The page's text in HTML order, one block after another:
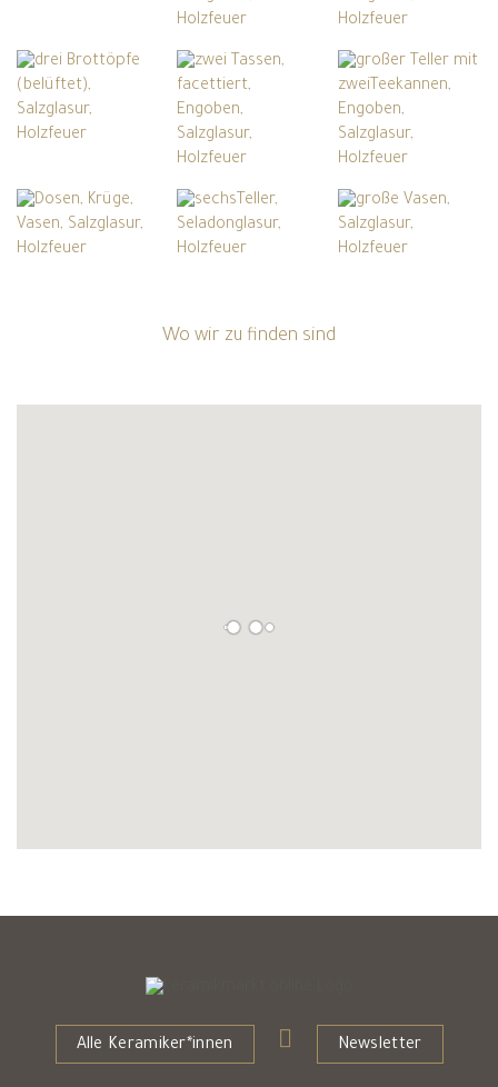
Wo wir zu finden sind
Alle Keramiker*innen Newsletter